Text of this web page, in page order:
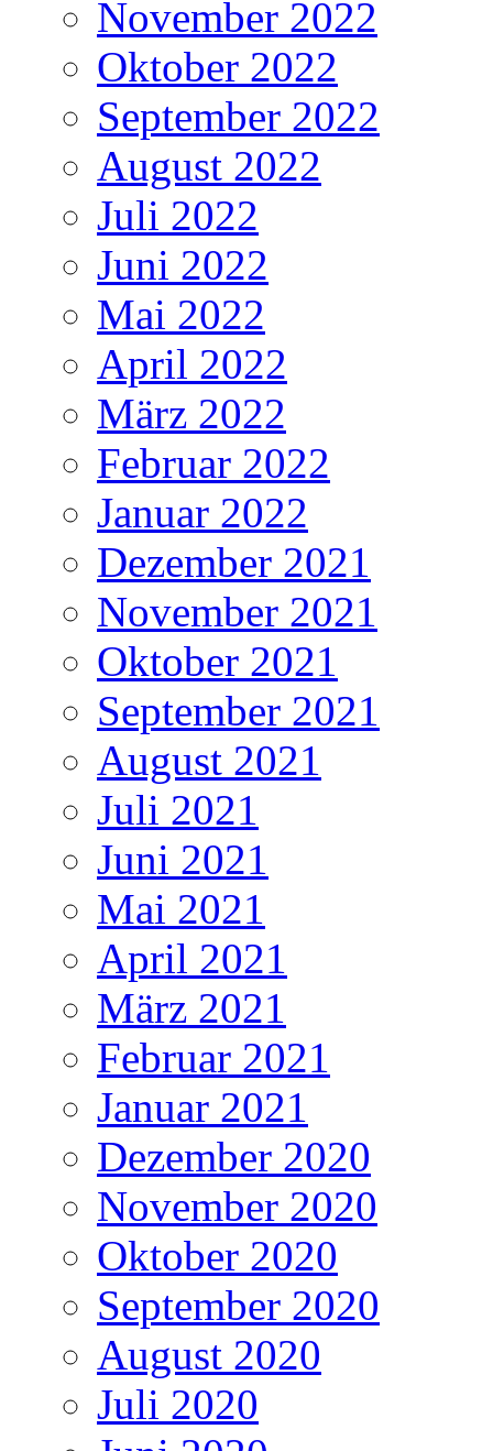
November 2022
Oktober 2022
September 2022
August 2022
Juli 2022
Juni 2022
Mai 2022
April 2022
März 2022
Februar 2022
Januar 2022
Dezember 2021
November 2021
Oktober 2021
September 2021
August 2021
Juli 2021
Juni 2021
Mai 2021
April 2021
März 2021
Februar 2021
Januar 2021
Dezember 2020
November 2020
Oktober 2020
September 2020
August 2020
Juli 2020